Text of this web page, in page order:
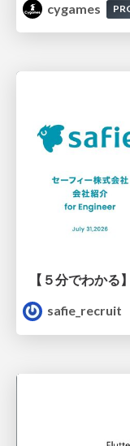
cygames
safie_recruit